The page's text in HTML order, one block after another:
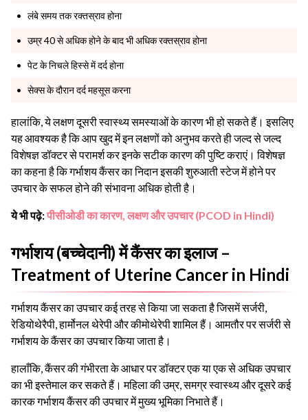
लंबे समय तक रक्तस्राव होना
उम्र 40 से अधिक होने के बाद भी अधिक रक्तस्राव होना
पेट के निचले हिस्से में दर्द होना
सेक्स के दौरान दर्द महसूस करना
हालांकि, ये लक्षण दूसरी स्वास्थ्य समस्याओं के कारण भी हो सकते हैं। इसलिए
यह आवश्यक है कि आप खुद में इन लक्षणों को अनुभव करते ही जल्द से जल्द
विशेषज्ञ डॉक्टर से परामर्श कर इनके सटीक कारण की पुष्टि कराएं।विशेषज्ञ
का कहना है कि गर्भाशय कैंसर का निदान इसकी शुरुआती स्टेज में होने पर
उपचार के सफल होने की संभावना अधिक होती है।
ये भी पढ़े:पीसीओडी का कारण, लक्षण और उपचार (PCOD in Hindi)
गर्भाशय (बच्चेदानी) में कैंसर का इलाज –
Treatment of Uterine Cancer in Hindi
गर्भाशय कैंसर का उपचार कई तरह से किया जा सकता है जिसमें सर्जरी,
रेडियोथेरैपी, हार्मोनल थेरेपी और कीमोथेरेपी शामिल हैं। आमतौर पर सर्जरी से
गर्भाशय के कैंसर का उपचार किया जाता है।
हालाँकि, कैंसर की गंभीरता के आधार पर डॉक्टर एक या एक से अधिक उपचार
का भी इस्तेमाल कर सकते हैं। महिला की उम्र, समग्र स्वास्थ्य और दूसरे कई
कारक गर्भाशय कैंसर की उपचार में मुख्य भूमिका निभाते हैं।